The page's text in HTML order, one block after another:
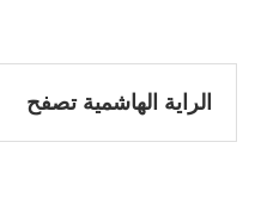
الراية الهاشمية تصفح